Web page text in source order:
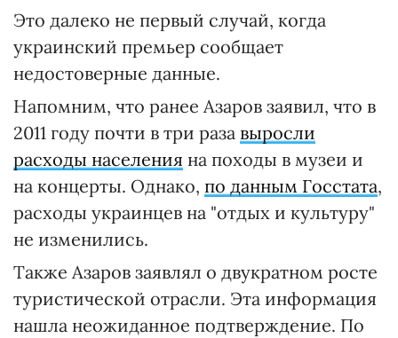
Это далеко не первый случай, когда
украинский премьер сообщает
недостоверные данные.
Напомним, что ранее Азаров заявил, что в
2011 году почти в три раза выросли
расходы населения на походы в музеи и
на концерты. Однако, по данным Госстата,
расходы украинцев на "отдых и культуру"
не изменились.
Также Азаров заявлял о двукратном росте
туристической отрасли. Эта информация
нашла неожиданное подтверждение. По